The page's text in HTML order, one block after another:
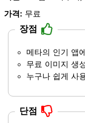
가격: 무료
장점
메타의 인기 앱
무료 이미지 생
누구나 쉽게 사
단점